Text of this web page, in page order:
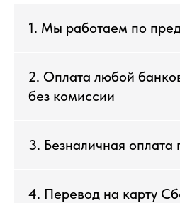
1. Мы работаем по
2. Оплата любой
без комиссии
3. Безналичная оплата
4. Перевод на карту